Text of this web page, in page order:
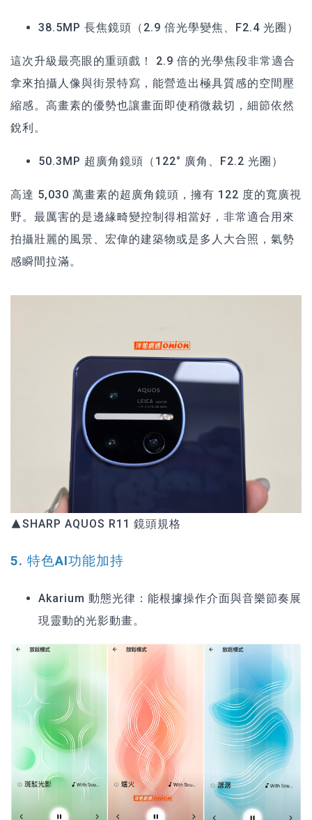
38.5MP 長焦鏡頭（2.9 倍光學變焦、F2.4 光圈）
這次升級最亮眼的重頭戲！ 2.9 倍的光學焦段非常適合
拿來拍攝人像與街景特寫，能營造出極具質感的空間壓
縮感。高畫素的優勢也讓畫面即使稍微裁切，細節依然
銳利。
50.3MP 超廣角鏡頭（122° 廣角、F2.2 光圈）
高達 5,030 萬畫素的超廣角鏡頭，擁有 122 度的寬廣視
野。最厲害的是邊緣畸變控制得相當好，非常適合用來
拍攝壯麗的風景、宏偉的建築物或是多人大合照，氣勢
感瞬間拉滿。
▲SHARP AQUOS R11 鏡頭規格
5. 特色AI功能加持
Akarium 動態光律：能根據操作介面與音樂節奏展
現靈動的光影動畫。